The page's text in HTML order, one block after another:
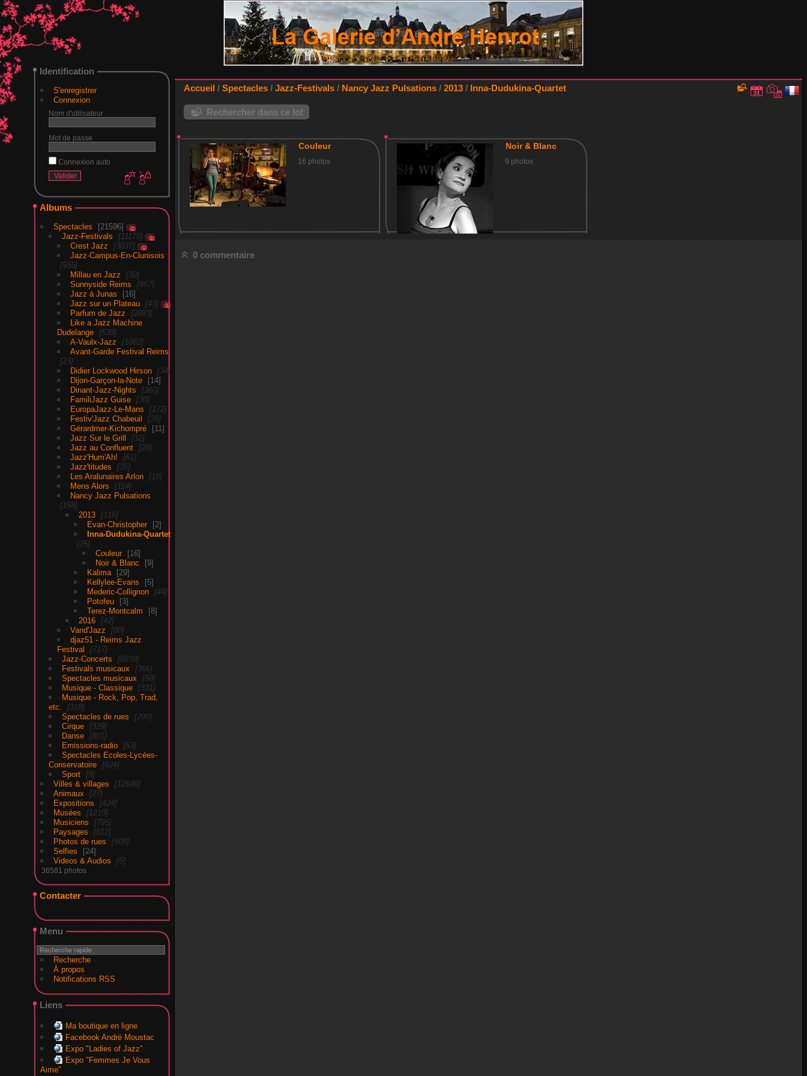
Identification
S'enregistrer
Connexion
Nom d'utilisateur
Mot de passe
Connexion auto
Albums
Spectacles
21596
Jazz-Festivals
11178
Crest Jazz
3037
Jazz-Campus-En-Clunisois
555
Millau en Jazz
32
Sunnyside Reims
967
Jazz à Junas
16
Jazz sur un Plateau
43
Parfum de Jazz
2983
Like a Jazz Machine
Dudelange
538
A-Vaulx-Jazz
1082
Avant-Garde Festival Reims
23
Didier Lockwood Hirson
34
Dijon-Garçon-la-Note
14
Dinant-Jazz-Nights
360
FamiliJazz Guise
30
EuropaJazz-Le-Mans
172
Festiv'Jazz Chabeuil
38
Gérardmer-Kichompré
11
Jazz Sur le Grill
32
Jazz au Confluent
28
Jazz'Hum'Ah!
61
Jazz'titudes
35
Les Aralunaires Arlon
18
Mens Alors
114
Nancy Jazz Pulsations
158
2013
116
Evan-Christopher
2
Inna-Dudukina-Quartet
25
Couleur
16
Noir & Blanc
9
Kalima
29
Kellylee-Evans
5
Mederic-Collignon
44
Potofeu
3
Terez-Montcalm
8
2016
42
Vand'Jazz
80
djaz51 - Reims Jazz
Festival
717
Jazz-Concerts
6939
Festivals musicaux
366
Spectacles musicaux
58
Musique - Classique
331
Musique - Rock, Pop, Trad,
etc.
318
Spectacles de rues
290
Cirque
329
Danse
801
Emissions-radio
53
Spectacles Ecoles-Lycées-
Conservatoire
924
Sport
8
Villes & villages
12649
Animaux
27
Expositions
424
Musées
1210
Musiciens
795
Paysages
612
Photos de rues
509
Selfies
24
Videos & Audios
5
36581 photos
Contacter
Menu
Recherche
À propos
Notifications RSS
Liens
Ma boutique en ligne
Facebook André Moustac
Expo "Ladies of Jazz"
Expo "Femmes Je Vous
Aime"
Accueil / Spectacles / Jazz-Festivals / Nancy Jazz Pulsations / 2013 / Inna-Dudukina-Quartet
Rechercher dans ce lot
Couleur
16 photos
Noir & Blanc
9 photos
0 commentaire